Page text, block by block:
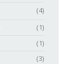
(4)
(1)
(1)
(3)